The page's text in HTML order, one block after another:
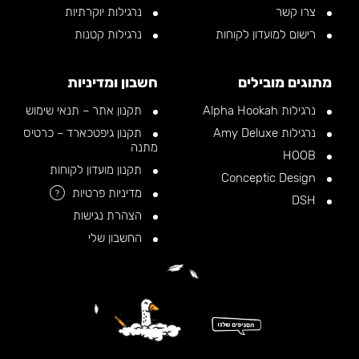
צרו קשר
רישום למועדון לקוחות
נרגילות יוקרתיות
נרגילות קטנות
מתוגים מובילים
נרגילות Alpha Hookah
נרגילות Amy Deluxe
חשבון ומדיניות
תקנון אתר – תנאי שימוש
תקנון גיפטכארד – כרטיס
מתנה
תקנון מועדון לקוחות
מדיניות פרטיות
?
הצהרת נגישות
החשבון שלי